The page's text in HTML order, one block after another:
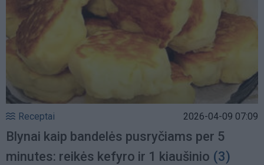
Receptai 2026-04-09 07:09
Blynai kaip bandelės pusryčiams per 5
minutes: reikės kefyro ir 1 kiaušinio (3)